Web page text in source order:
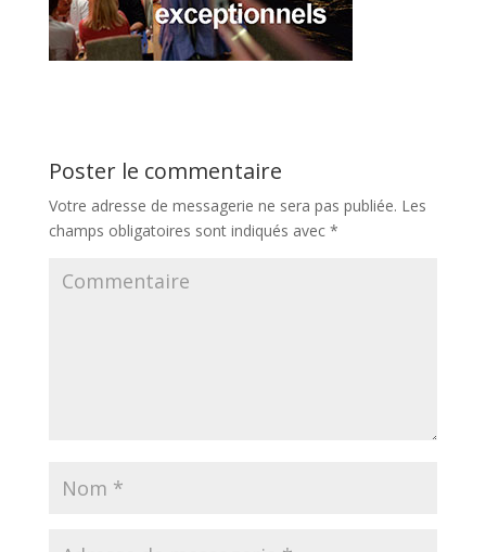
Poster le commentaire
Votre adresse de messagerie ne sera pas publiée. Les
champs obligatoires sont indiqués avec *